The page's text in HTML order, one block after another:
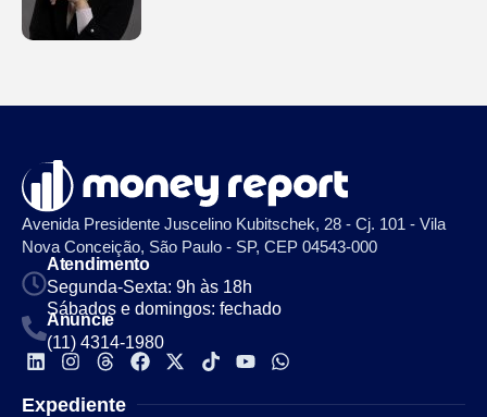
Avenida Presidente Juscelino Kubitschek, 28 - Cj. 101 - Vila
Nova Conceição, São Paulo - SP, CEP 04543-000
Atendimento
Segunda-Sexta: 9h às 18h
Sábados e domingos: fechado
Anuncie
(11) 4314-1980
Expediente